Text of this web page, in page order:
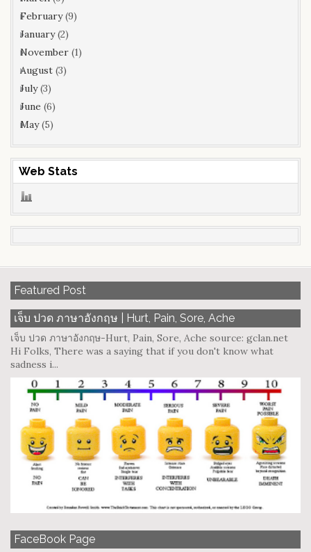
February(9)
January(2)
November (1)
August (3)
July(3)
June (6)
May(5)
Web Stats
Featured Post
เจ็บ ปวด ภาษาอังกฤษ | Hurt, Pain, Sore, Ache
เจ็บ ปวด ภาษาอังกฤษ-Hurt, Pain, Sore, Ache source: gclan.net
Hi Folks, There was a saying that if you don't know what
sadness i...
FaceBook Page